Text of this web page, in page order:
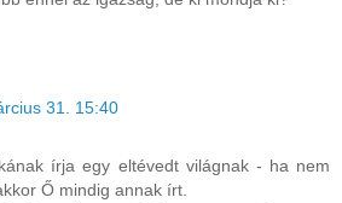
31. 15:40
írja egy eltévedt világnak - ha nem
Ő mindig annak írt.